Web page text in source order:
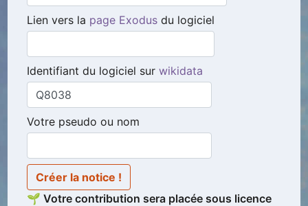
Lien vers la page Exodus du logiciel
Identifiant du logiciel surwikidata
Votre pseudo ou nom
Créer la notice !
🌱 Votre contribution sera placée sous licence